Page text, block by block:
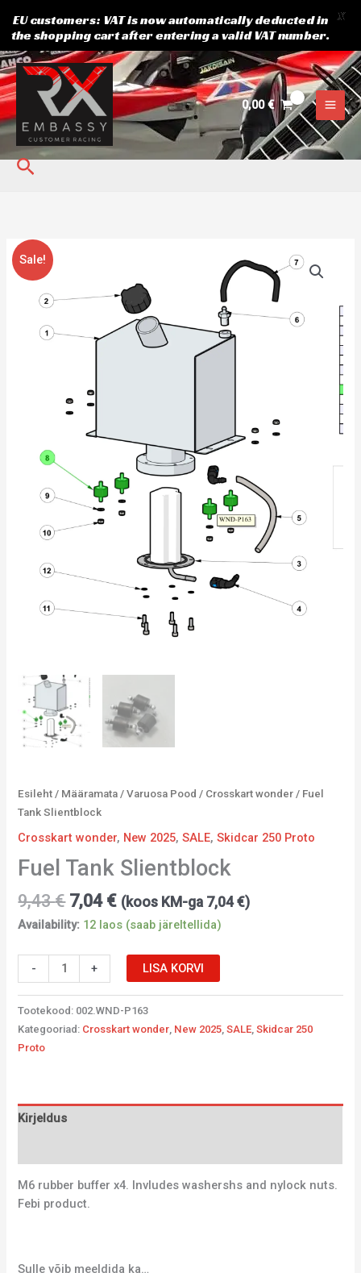
Skip
to
content
0,00€
Search
Sale!
Esileht / Määramata /Varuosa Pood / Crosskart wonder / Fuel
Tank Slientblock
Crosskart wonder, New 2025,SALE,Skidcar 250 Proto
Fuel Tank Slientblock
9,43€ 7,04 €
is:
7,04 €.
(koos KM-ga 7,04€)
Availability: 12 laos (saab järeltellida)
-
Fuel
Tank
Slientblock
kogus
+ LISA KORVI
Tootekood: 002.WND-P163
Kategooriad: Crosskart wonder New 2025 ,SALE ,Skidcar 250
Proto
Kirjeldus
M6 rubber buffer x4. Invludes washershs and nylock nuts.
Febi product.
Sulle võib meeldida ka…
EU customers: VAT is now automatically deducted in
the shopping cart after entering a valid VAT number.
X